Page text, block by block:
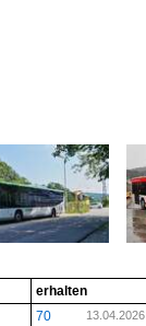
erhalten
70 13.04.2026